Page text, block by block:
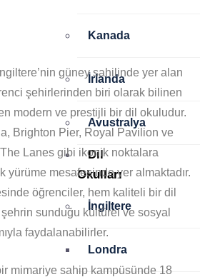
Kanada
İrlanda
Avustralya
Dil
Okulları
İngiltere
Londra
güney sahilinde yer alan
şehirlerinden biri olarak bilinen
modern ve prestijli bir dil okuludur.
Brighton Pier, Royal Pavilion ve
Lanes gibi ikonik noktalara
yürüme mesafesinde yer almaktadır.
öğrenciler, hem kaliteli bir dil
sunduğu kültürel ve sosyal
faydalanabilirler.
mimariye sahip kampüsünde 18